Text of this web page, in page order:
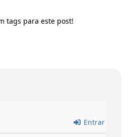
tags para este post!
Entrar